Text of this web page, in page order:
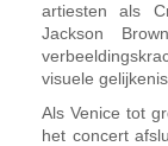
artiesten als
Jackson
visuele
Als Venice tot
het concert